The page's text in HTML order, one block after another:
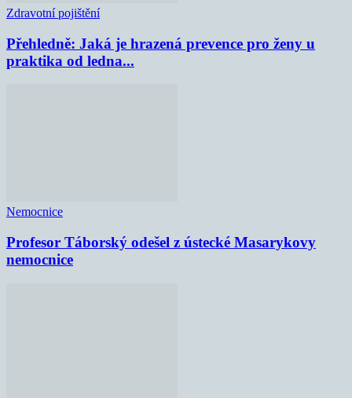
Zdravotní pojištění
Přehledně: Jaká je hrazená prevence pro ženy u
praktika od ledna...
Nemocnice
Profesor Táborský odešel z ústecké Masarykovy
nemocnice